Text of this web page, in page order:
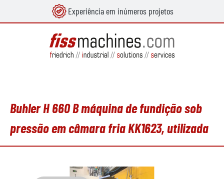
Experiência em inúmeros projetos
Buhler H 660 B máquina de fundição sob
pressão em câmara fria KK1623, utilizada
Ignorar galeria de imagens